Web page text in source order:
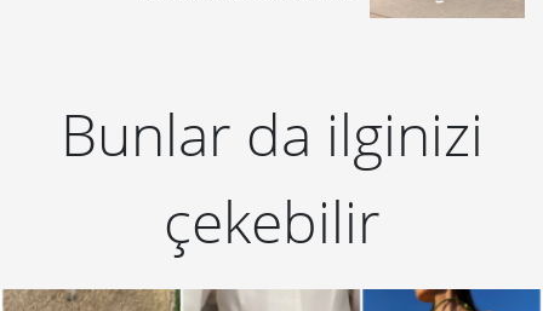
Bunlar da ilginizi
çekebilir